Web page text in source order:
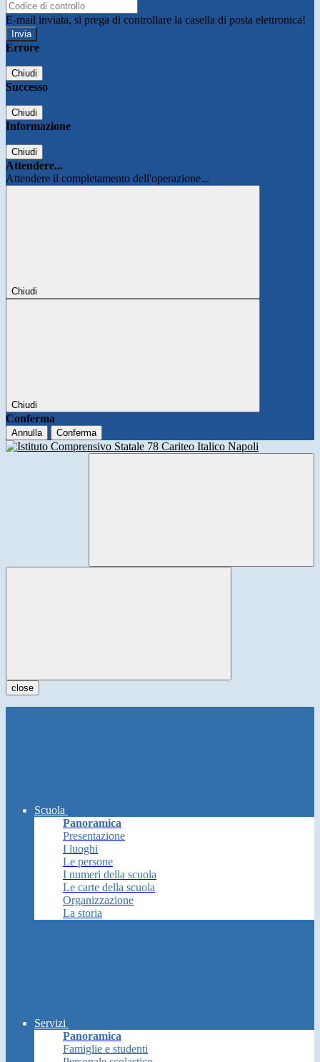
E-mail inviata, si prega di controllare la casella di posta elettronica!
Errore
Chiudi
Successo
Chiudi
Informazione
Chiudi
Attendere...
Attendere il completamento dell'operazione...
Chiudi
Chiudi
Conferma
Annulla Conferma
close
Scuola
Panoramica
Presentazione
I luoghi
Le persone
I numeri della scuola
Le carte della scuola
Organizzazione
La storia
Servizi
Panoramica
Famiglie e studenti